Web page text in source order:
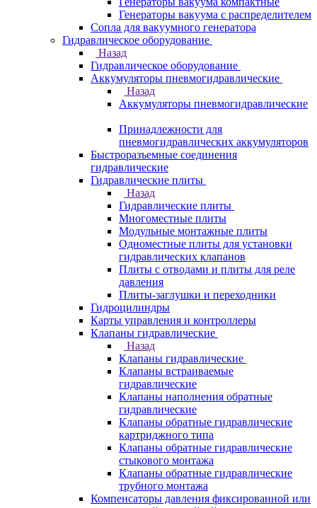
Генераторы вакуума с распределителем
Сопла для вакуумного генератора
Гидравлическое оборудование
Назад
Гидравлическое оборудование
Аккумуляторы пневмогидравлические
Назад
Аккумуляторы пневмогидравлические
Принадлежности для
пневмогидравлических аккумуляторов
Быстроразъемные соединения
гидравлические
Гидравлические плиты
Назад
Гидравлические плиты
Многоместные плиты
Модульные монтажные плиты
Одноместные плиты для установки
гидравлических клапанов
Плиты с отводами и плиты для реле
давления
Плиты-заглушки и переходники
Гидроцилиндры
Карты управления и контроллеры
Клапаны гидравлические
Назад
Клапаны гидравлические
Клапаны встраиваемые
гидравлические
Клапаны наполнения обратные
гидравлические
Клапаны обратные гидравлические
картриджного типа
Клапаны обратные гидравлические
стыкового монтажа
Клапаны обратные гидравлические
трубного монтажа
Компенсаторы давления фиксированной или